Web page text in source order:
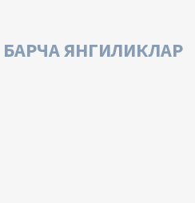
БАРЧА ЯНГИЛИКЛАР